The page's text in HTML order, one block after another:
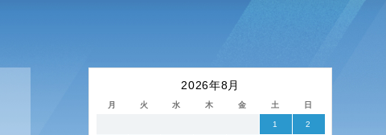
2026年8月
月 火 水 木 金 土 日
1 2